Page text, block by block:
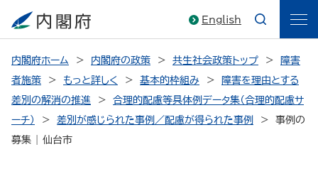
English
内閣府ホーム 内閣府の政策 共生社会政策トップ
障害
者施策
もっと詳しく 基本的枠組み
障害を理由とする
差別の解消の推進
合理的配慮等具体例データ集（合理的配慮サ
ーチ）
差別が感じられた事例／配慮が得られた事例
事例の
募集 | 仙台市